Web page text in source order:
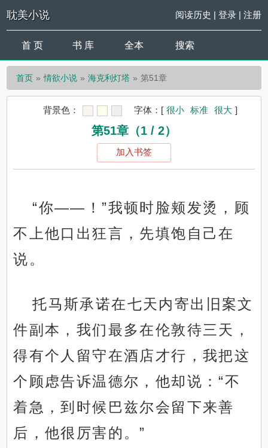
耽美小说 阅读历史 | 登录| 注册
首 页 书 库 全本 搜索
首页 情欲小说 海克利灯塔 第51章
背景色： 字体： [ 很小 标准 很大 ]
第51章（1 / 2）
加入书签
“你——！”我顿时脸颊发烫，顾
不上他口出狂言，先填饱自己在
说。
托马斯承诺在七天内寄出旧案文
件副本，我们最多在伦敦待三天，
得有个人留守在酒店才行，我把这
个顾虑告诉温德尔，他却说：“不
着急，到时候巴兹尔会留下来善
后，他很厉害的。”